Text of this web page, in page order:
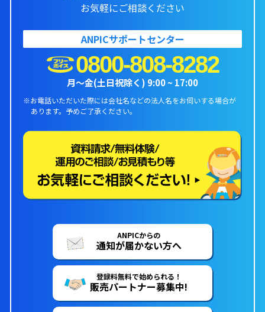
お気軽にご相談ください
ANPICサポートセンター
0800-808-8282
月〜金(土日祝除く) 9:00 ~ 17:00
※お電話いただいた際には会社名などの法人名をお伺いする場合が
あります。 予めご了承ください。
ANPICからの
通知が届かない方へ
登録料無料で始められる！
販売パートナー募集中!